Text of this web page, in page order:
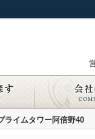
ライムタワー阿倍野40